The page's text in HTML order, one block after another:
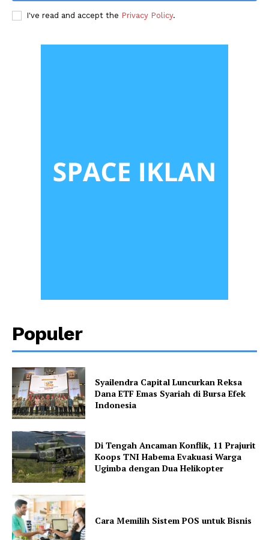
I've read and accept the Privacy Policy.
Populer
Syailendra Capital Luncurkan Reksa
Dana ETF Emas Syariah di Bursa Efek
Indonesia
Di Tengah Ancaman Konflik, 11 Prajurit
Koops TNI Habema Evakuasi Warga
Ugimba dengan Dua Helikopter
Cara Memilih Sistem POS untuk Bisnis